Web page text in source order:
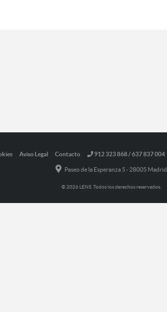
Aviso Legal Contacto 912 323 868 / 637 837 004
Paseo de la Esperanza 5 - 28005 Madrid
© 2026 LENS. Todos los derechos reservados.